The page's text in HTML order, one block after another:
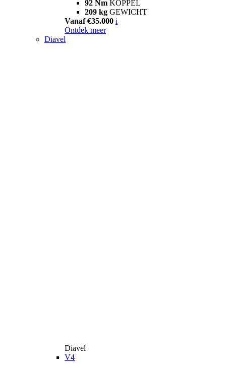
92 Nm KOPPEL
209 kg GEWICHT
Vanaf €35.000 i
Ontdek meer
Diavel
Diavel
V4